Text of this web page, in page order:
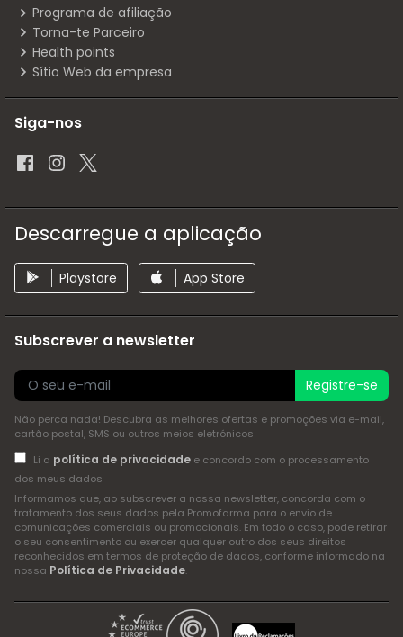
Programa de afiliação
Torna-te Parceiro
Health points
Sítio Web da empresa
Siga-nos
Descarregue a aplicação
Playstore App Store
Subscrever a newsletter
Registre-se
Não perca nada! Descubra as melhores ofertas e promoções via e-mail,
cartão postal, SMS ou outros meios eletrónicos
Li a política de privacidadee concordo com o processamento
dos meus dados
Informamos que, ao subscrever a nossa newsletter, concorda com o
tratamento dos seus dados pela Promofarma para o envio de
comunicações comerciais ou promocionais. Em todo o caso, pode retirar
o seu consentimento ou exercer qualquer outro dos seus direitos
reconhecidos em termos de proteção de dados, conforme informado na
nossa Política de Privacidade.